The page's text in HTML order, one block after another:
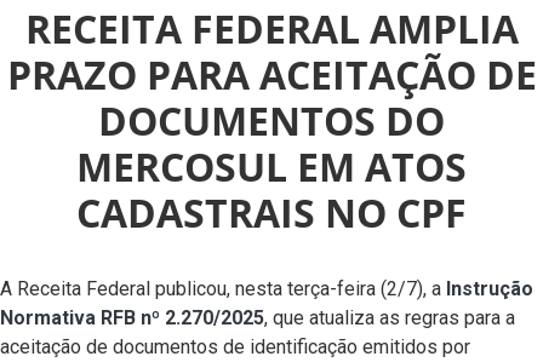
RECEITA FEDERAL AMPLIA
PRAZO PARA ACEITAÇÃO DE
DOCUMENTOS DO
MERCOSUL EM ATOS
CADASTRAIS NO CPF
A Receita Federal publicou, nesta terça-feira (2/7), a Instrução
Normativa RFB nº 2.270/2025, que atualiza as regras para a
aceitação de documentos de identificação emitidos por